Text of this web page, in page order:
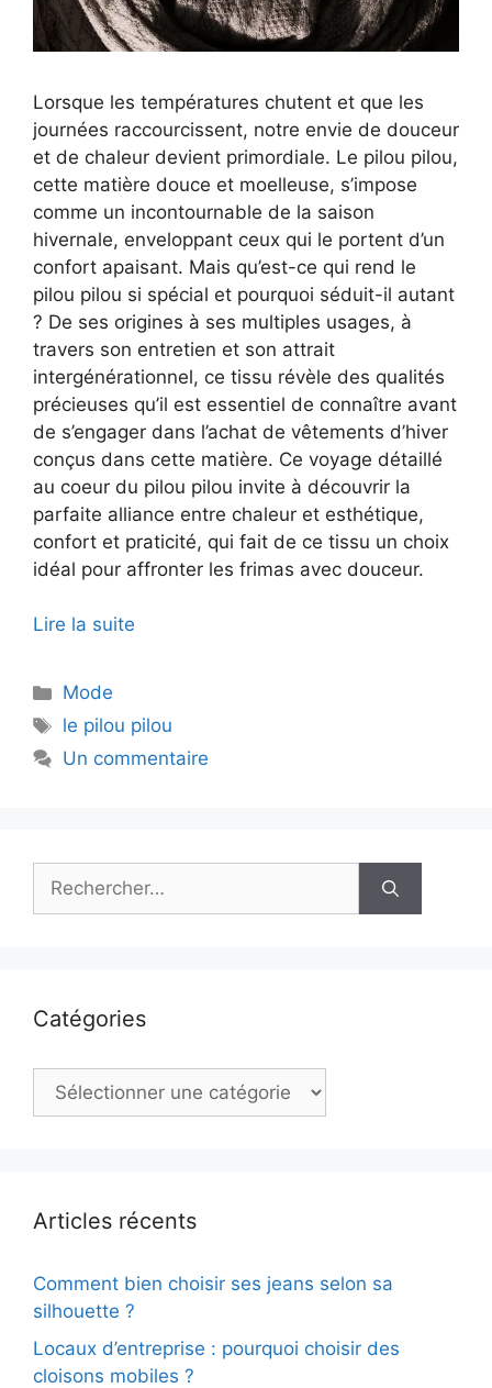
Lorsque les températures chutent et que les
journées raccourcissent, notre envie de douceur
et de chaleur devient primordiale. Le pilou pilou,
cette matière douce et moelleuse, s’impose
comme un incontournable de la saison
hivernale, enveloppant ceux qui le portent d’un
confort apaisant. Mais qu’est-ce qui rend le
pilou pilou si spécial et pourquoi séduit-il autant
? De ses origines à ses multiples usages, à
travers son entretien et son attrait
intergénérationnel, ce tissu révèle des qualités
précieuses qu’il est essentiel de connaître avant
de s’engager dans l’achat de vêtements d’hiver
conçus dans cette matière. Ce voyage détaillé
au coeur du pilou pilou invite à découvrir la
parfaite alliance entre chaleur et esthétique,
confort et praticité, qui fait de ce tissu un choix
idéal pour affronter les frimas avec douceur.
Lire la suite
Catégories
Mode
Étiquettes
le pilou pilou
Un commentaire
Rechercher :
Catégories
Catégories
Articles récents
Comment bien choisir ses jeans selon sa
silhouette ?
Locaux d’entreprise : pourquoi choisir des
cloisons mobiles ?